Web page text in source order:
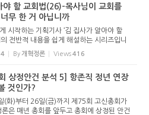
야 할 교회법(26)-목사님이 교회를
무 한 거 아닙니까
시작하는 기획기사 ‘김 집사가 알아야 할
전반적 내용을 쉽게 해설하는 시리즈입니
께 진행하는 시리즈로서 여기에 싣는 것은
받았습니다. 글 내용은 기독교보에 실린
By 개혁정론 Views416
상정안건 분석 5] 항존직 정년 연장
것인가?
(화)부터 26일(금)까지 제75회 고신총회가
은 매년 총회를 앞두고 총회에 상정된 안건